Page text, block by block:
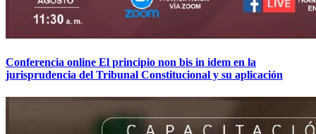
Conferencia online El principio non bis in idem en la
jurisprudencia del Tribunal Constitucional y su aplicación